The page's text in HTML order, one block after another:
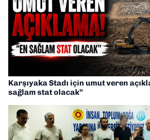
Karşıyaka Stadı için umut veren
sağlam stat olacak”